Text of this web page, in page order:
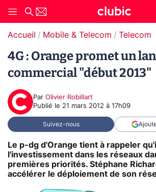
Accueil Mobile & Telecom Telecom
4G : Orange promet un
commercial "début 2013"
Par Olivier Robillart
Publié le 21 mars 2012 à 17h09
Suivez-nous
Le p-dg d'Orange tient à rappeler
l'investissement dans les réseaux
premières priorités. Stéphane
accélérer le déploiement de son